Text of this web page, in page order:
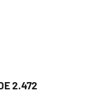
2.472